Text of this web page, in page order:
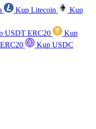
Kup Litecoin
Kup
USDT ERC20
Kup
Kup USDC